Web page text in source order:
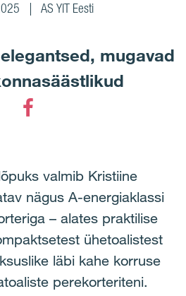
AS YIT Eesti
mugavad
valmib Kristiine
nägus A-energiaklassi
– alates praktilise
ühetoalistest
läbi kahe korruse
perekorteriteni.